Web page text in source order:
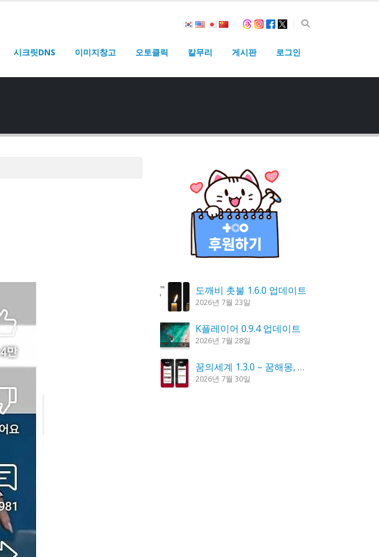
시크릿DNS 이미지창고 오토클릭 칼무리 게시판 로그인
도깨비 촛불 1.6.0 업데이트
2026년 7월 23일
K플레이어 0.9.4 업데이트
2026년 7월 28일
꿈의세계 1.3.0 – 꿈해몽, 꿈풀이
2026년 7월 30일